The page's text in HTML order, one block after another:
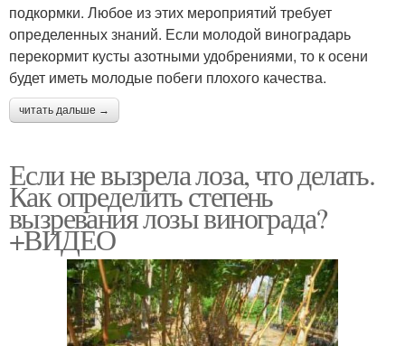
подкормки. Любое из этих мероприятий требует
определенных знаний. Если молодой виноградарь
перекормит кусты азотными удобрениями, то к осени
будет иметь молодые побеги плохого качества.
читать дальше →
Если не вызрела лоза, что делать.
Как определить степень
вызревания лозы винограда?
+ВИДЕО